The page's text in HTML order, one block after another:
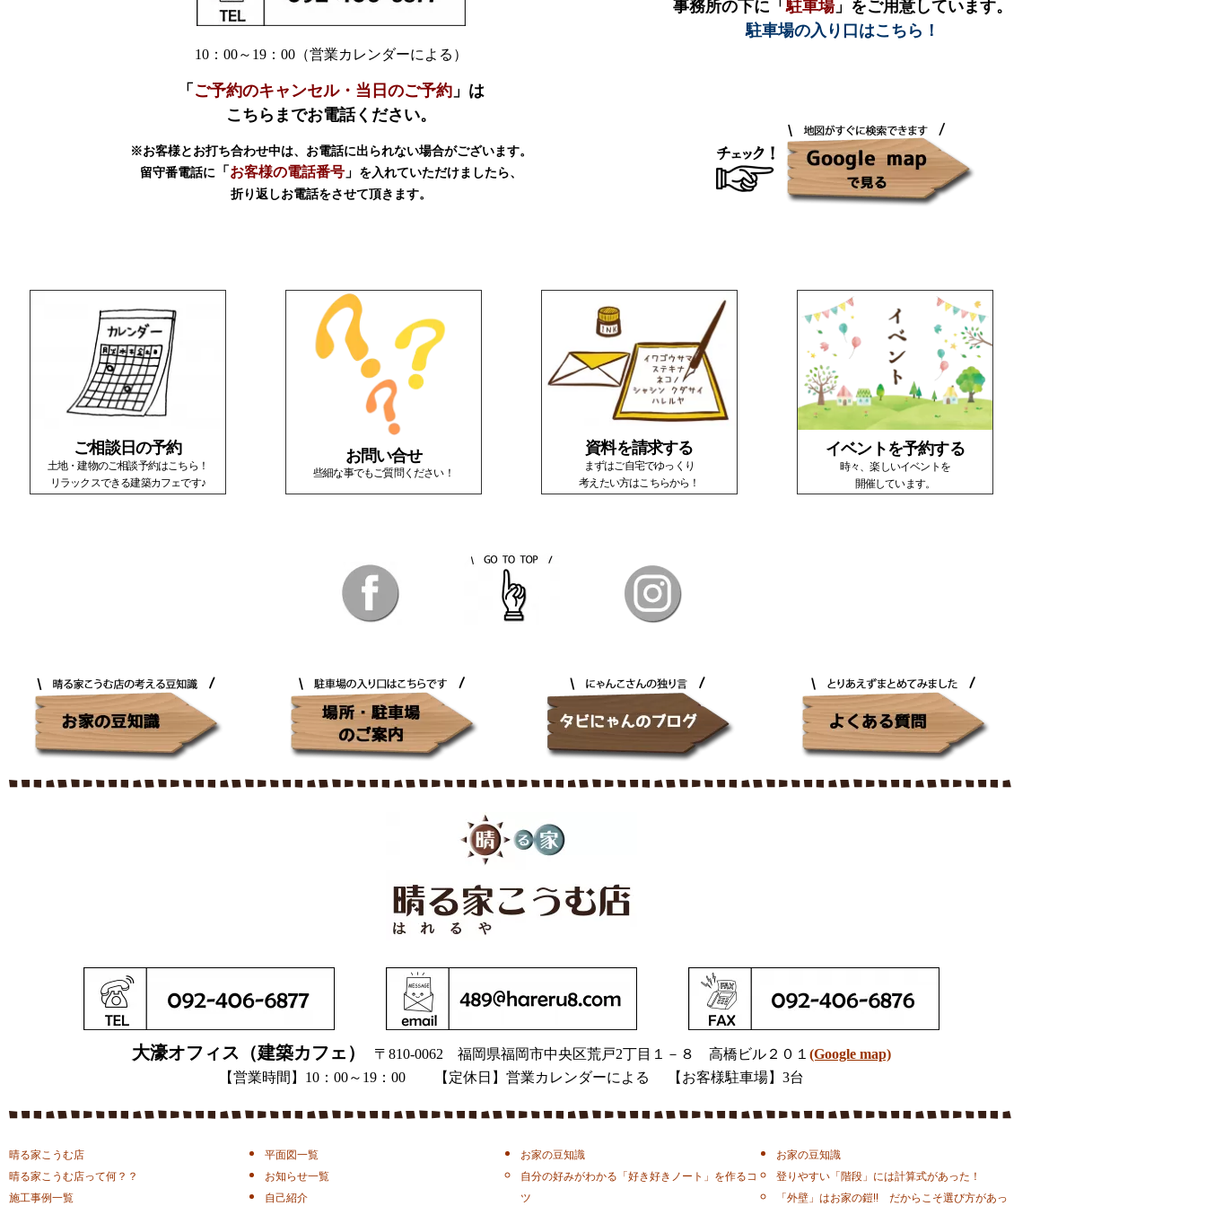
10：00～19：00（営業カレンダーによる）
「 ご予約のキャンセル・当日のご予約 」は
こちらまでお電話ください。
※お客様とお打ち合わせ中は、お電話に出られない場合がございます。
留守番電話に
「 お客様の電話番号 」 を入れていただけましたら、
折り返しお電話をさせて頂きます。
事務所の下に「駐車場」をご用意しています。
駐車場の入り口はこちら！
ご相談日の予約
土地・建物のご相談予約はこちら！
リラックスできる建築カフェです♪
お問い合せ
些細な事でもご質問ください！
資料を請求する
まずはご自宅でゆっくり
考えたい方はこちらから！
イベントを予約する
時々、楽しいイベントを
開催しています。
大濠オフィス（建築カフェ） 〒810-0062 福岡県福岡市中央区荒戸2丁目１－８ 高橋ビル２０１ (Google map)
【営業時間】10：00～19：00 【定休日】営業カレンダーによる 【お客様駐車場】3台
晴る家こうむ店
晴る家こうむ店って何？？
施工事例一覧
平面図一覧
お知らせ一覧
自己紹介
お家の豆知識
自分の好みがわかる「好き好きノート」を作るコ
ツ
お家の豆知識
登りやすい「階段」には計算式があった！
「外壁」はお家の鎧!! だからこそ選び方があっ